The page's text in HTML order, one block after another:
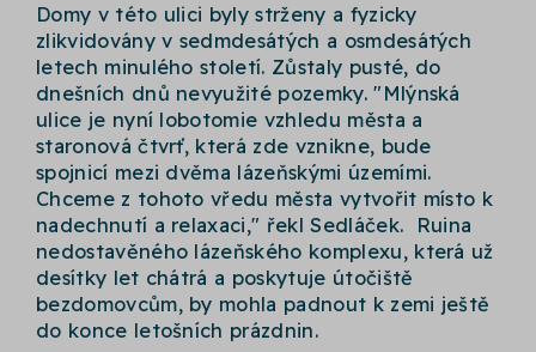
Domy v této ulici byly strženy a fyzicky
zlikvidovány v sedmdesátých a osmdesátých
letech minulého století. Zůstaly pusté, do
dnešních dnů nevyužité pozemky. "Mlýnská
ulice je nyní lobotomie vzhledu města a
staronová čtvrť, která zde vznikne, bude
spojnicí mezi dvěma lázeňskými územími.
Chceme z tohoto vředu města vytvořit místo k
nadechnutí a relaxaci," řekl Sedláček. Ruina
nedostavěného lázeňského komplexu, která už
desítky let chátrá a poskytuje útočiště
bezdomovcům, by mohla padnout k zemi ještě
do konce letošních prázdnin.